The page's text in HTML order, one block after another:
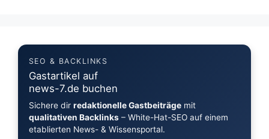
SEO & BACKLINKS
Gastartikel auf
news-7.de buchen
Sichere dir redaktionelle Gastbeiträgemit
qualitativen Backlinks– White-Hat-SEO auf einem
etablierten News- & Wissensportal.